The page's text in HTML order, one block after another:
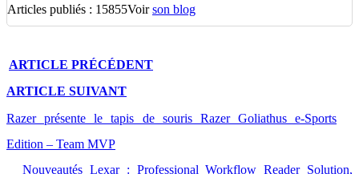
Articles publiés : 15855Voirson blog
ARTICLE PRÉCÉDENT
ARTICLE SUIVANT
Razer présente le tapis de souris Razer Goliathus e-Sports
Edition – Team MVP
Nouveautés Lexar : Professional Workflow Reader Solution,